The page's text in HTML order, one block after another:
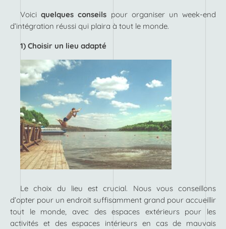
Voiciquelques conseils pour organiser un week-end
d’intégration réussi qui plaira à tout le monde.
1) Choisir un lieu adapté
Le choix du lieu est crucial. Nous vous conseillons
d’opter pour un endroit suffisamment grand pour accueillir
tout le monde, avec des espaces extérieurs pour les
activités et des espaces intérieurs en cas de mauvais